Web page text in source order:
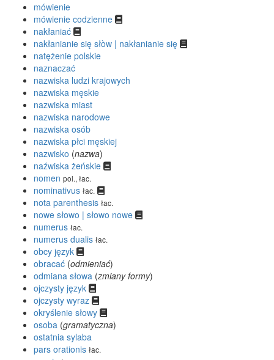
mówienie
mówienie codzienne
nakłaniać
nakłanianie się słòw | nakłanianie się
natężenie polskie
naznaczać
nazwiska ludzi krajowych
nazwiska męskie
nazwiska miast
nazwiska narodowe
nazwiska osób
nazwiska płci męskiej
nazwisko (nazwa)
naźwiska żeńskie
nomen pol., łac.
nominativus łac.
nota parenthesis łac.
nowe słowo | słowo nowe
numerus łac.
numerus dualis łac.
obcy język
obracać (odmieniać)
odmiana słowa (zmiany formy)
ojczysty język
ojczysty wyraz
okryślenie słowy
osoba (gramatyczna)
ostatnia sylaba
pars orationis łac.